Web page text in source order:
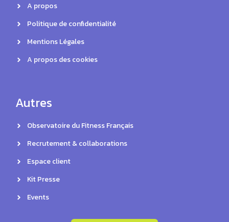
A propos
Politique de confidentialité
Mentions Légales
A propos des cookies
Autres
Observatoire du Fitness Français
Recrutement & collaborations
Espace client
Kit Presse
Events